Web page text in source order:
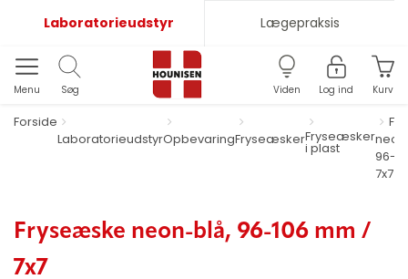
Laboratorieudstyr Lægepraksis
Menu Søg Viden Log ind Kurv
Forside
LaboratorieudstyrOpbevaringFryseæskerFryseæsker
i plast
96-
7x7
Fryseæske neon-blå, 96-106 mm /
7x7